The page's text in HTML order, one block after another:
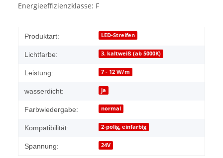
Energieeffizienzklasse: F
Produktart: LED-Streifen
Lichtfarbe: 3. kaltweiß (ab 5000K)
Leistung: 7 - 12 W/m
wasserdicht: ja
Farbwiedergabe: normal
Kompatibilität: 2-polig, einfarbig
Spannung: 24V